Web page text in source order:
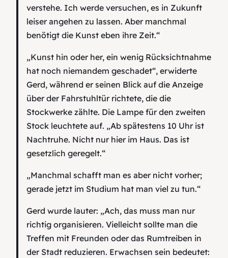
verstehe. Ich werde versuchen, es in Zukunft
leiser angehen zu lassen. Aber manchmal
benötigt die Kunst eben ihre Zeit.“
„Kunst hin oder her, ein wenig Rücksichtnahme
hat noch niemandem geschadet“, erwiderte
Gerd, während er seinen Blick auf die Anzeige
über der Fahrstuhltür richtete, die die
Stockwerke zählte. Die Lampe für den zweiten
Stock leuchtete auf. „Ab spätestens 10 Uhr ist
Nachtruhe. Nicht nur hier im Haus. Das ist
gesetzlich geregelt.“
„Manchmal schafft man es aber nicht vorher;
gerade jetzt im Studium hat man viel zu tun.“
Gerd wurde lauter: „Ach, das muss man nur
richtig organisieren. Vielleicht sollte man die
Treffen mit Freunden oder das Rumtreiben in
der Stadt reduzieren. Erwachsen sein bedeutet: